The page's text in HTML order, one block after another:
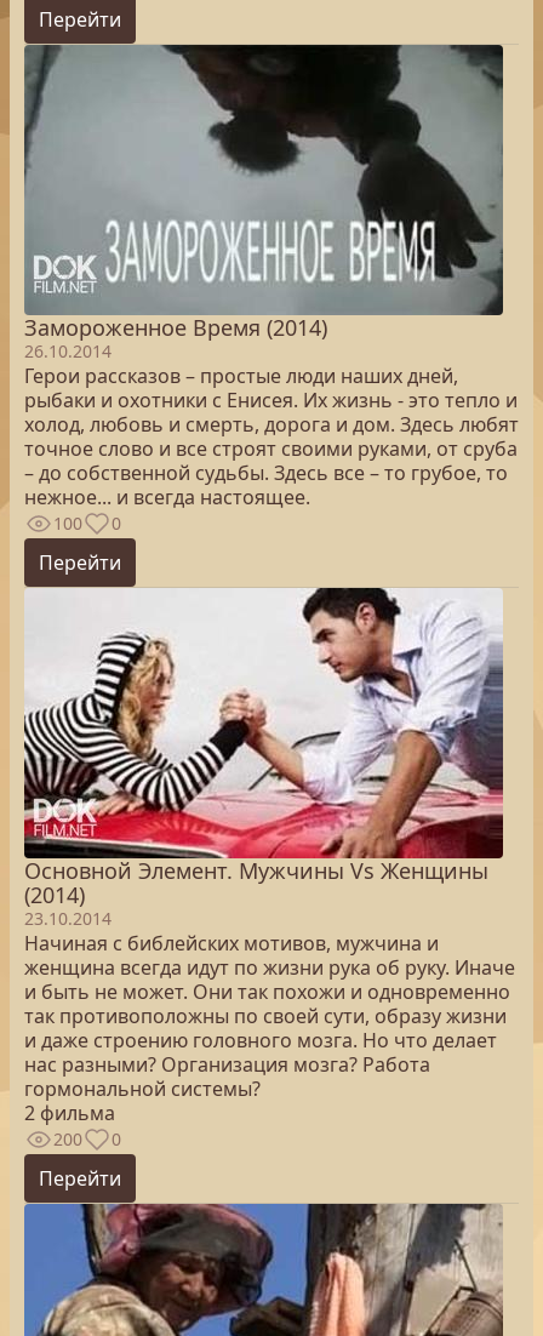
Перейти
Замороженное Время (2014)
26.10.2014
Герои рассказов – простые люди наших дней,
рыбаки и охотники с Енисея. Их жизнь - это тепло и
холод, любовь и смерть, дорога и дом. Здесь любят
точное слово и все строят своими руками, от сруба
– до собственной судьбы. Здесь все – то грубое, то
нежное... и всегда настоящее.
100 0
Перейти
Основной Элемент. Мужчины Vs Женщины
(2014)
23.10.2014
Начиная с библейских мотивов, мужчина и
женщина всегда идут по жизни рука об руку. Иначе
и быть не может. Они так похожи и одновременно
так противоположны по своей сути, образу жизни
и даже строению головного мозга. Но что делает
нас разными? Организация мозга? Работа
гормональной системы?
2 фильма
200 0
Перейти